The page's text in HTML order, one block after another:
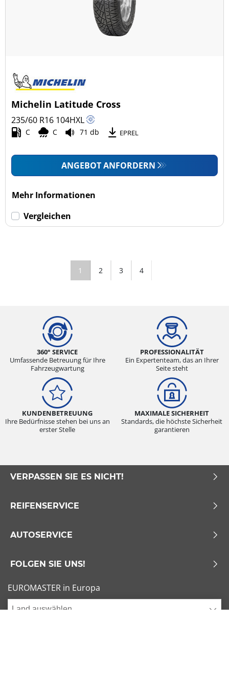
Michelin Latitude Cross
235/60 R16 104HXL
C C 71 db EPREL
ANGEBOT ANFORDERN
Mehr Informationen
Vergleichen
1 2 3 4
360° SERVICE
Umfassende Betreuung für Ihre
Fahrzeugwartung
PROFESSIONALITÄT
Ein Expertenteam, das an Ihrer
Seite steht
KUNDENBETREUUNG
Ihre Bedürfnisse stehen bei uns an
erster Stelle
MAXIMALE SICHERHEIT
Standards, die höchste Sicherheit
garantieren
VERPASSEN SIE ES NICHT!
REIFENSERVICE
AUTOSERVICE
FOLGEN SIE UNS!
EUROMASTER in Europa
Land auswählen